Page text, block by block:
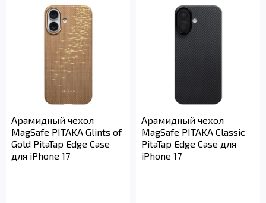
Арамидный чехол
MagSafe PITAKA Glints of
Gold PitaTap Edge Case
для iPhone 17
Арамидный чехол
MagSafe PITAKA Classic
PitaTap Edge Case для
iPhone 17